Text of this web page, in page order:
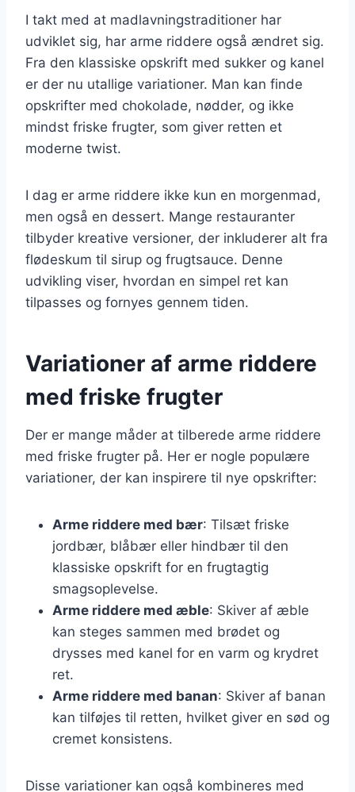
I takt med at madlavningstraditioner har
udviklet sig, har arme riddere også ændret sig.
Fra den klassiske opskrift med sukker og kanel
er der nu utallige variationer. Man kan finde
opskrifter med chokolade, nødder, og ikke
mindst friske frugter, som giver retten et
moderne twist.
I dag er arme riddere ikke kun en morgenmad,
men også en dessert. Mange restauranter
tilbyder kreative versioner, der inkluderer alt fra
flødeskum til sirup og frugtsauce. Denne
udvikling viser, hvordan en simpel ret kan
tilpasses og fornyes gennem tiden.
Variationer af arme riddere
med friske frugter
Der er mange måder at tilberede arme riddere
med friske frugter på. Her er nogle populære
variationer, der kan inspirere til nye opskrifter:
Arme riddere med bær: Tilsæt friske
jordbær, blåbær eller hindbær til den
klassiske opskrift for en frugtagtig
smagsoplevelse.
Arme riddere med æble: Skiver af æble
kan steges sammen med brødet og
drysses med kanel for en varm og krydret
ret.
Arme riddere med banan: Skiver af banan
kan tilføjes til retten, hvilket giver en sød og
cremet konsistens.
Disse variationer kan også kombineres med